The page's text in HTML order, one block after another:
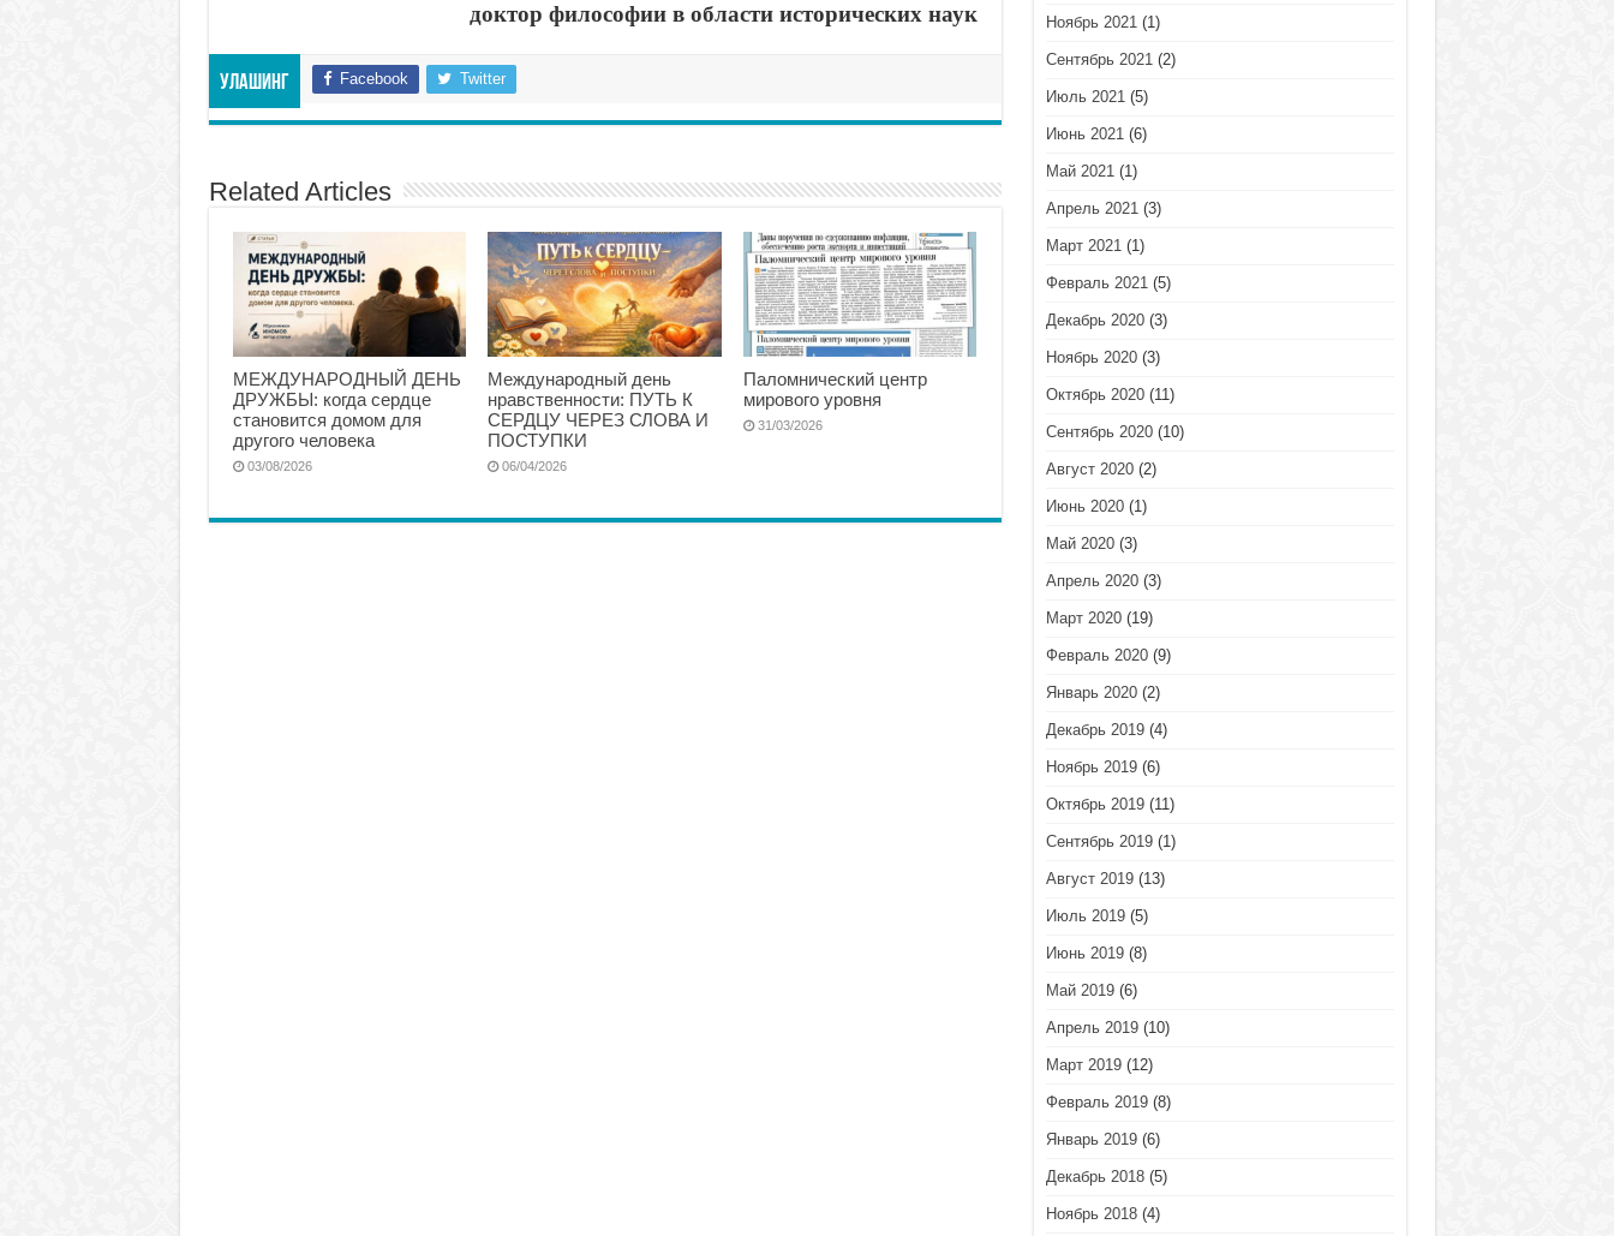
доктор философии в области исторических наук
Улашинг Facebook Twitter
Related Articles
МЕЖДУНАРОДНЫЙ ДЕНЬ
ДРУЖБЫ: когда сердце
становится домом для
другого человека
03/08/2026
Международный день
нравственности: ПУТЬ К
СЕРДЦУ ЧЕРЕЗ СЛОВА И
ПОСТУПКИ
06/04/2026
Паломнический центр
мирового уровня
31/03/2026
Ноябрь 2021(1)
Сентябрь 2021(2)
Июль 2021(5)
Июнь 2021(6)
Май 2021(1)
Апрель 2021(3)
Март 2021(1)
Февраль 2021(5)
Декабрь 2020(3)
Ноябрь 2020(3)
Октябрь 2020(11)
Сентябрь 2020(10)
Август 2020(2)
Июнь 2020(1)
Май 2020(3)
Апрель 2020(3)
Март 2020(19)
Февраль 2020(9)
Январь 2020(2)
Декабрь 2019(4)
Ноябрь 2019(6)
Октябрь 2019(11)
Сентябрь 2019(1)
Август 2019(13)
Июль 2019(5)
Июнь 2019(8)
Май 2019(6)
Апрель 2019(10)
Март 2019(12)
Февраль 2019(8)
Январь 2019(6)
Декабрь 2018(5)
Ноябрь 2018(4)